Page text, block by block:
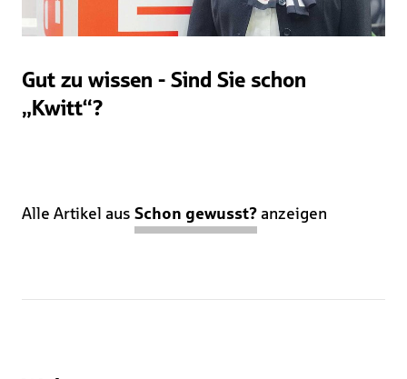
Gut zu wissen - Sind Sie schon
„Kwitt“?
Alle Artikel aus Schon gewusst? anzeigen